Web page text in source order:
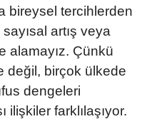
bireysel tercihlerden
artış veya
alamayız. Çünkü
değil, birçok ülkede
dengeleri
ilişkiler farklılaşıyor.